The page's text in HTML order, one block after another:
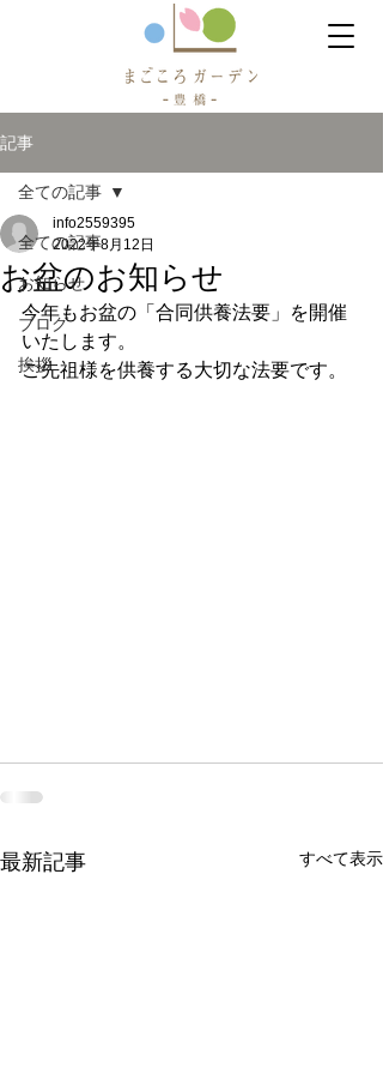
記事
全ての記事
お知らせ
ブログ
挨拶
全ての記事
お盆のお知らせ
info2559395
2022年8月12日
今年もお盆の「合同供養法要」を開催
いたします。
ご先祖様を供養する大切な法要です。
最新記事 すべて表示